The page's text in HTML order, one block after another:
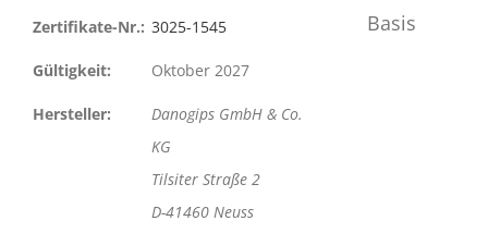
Zertifikate-Nr.: 3025-1545
Gültigkeit: Oktober 2027
Hersteller:
Danogips GmbH & Co.
KG
Tilsiter Straße 2
D-41460 Neuss